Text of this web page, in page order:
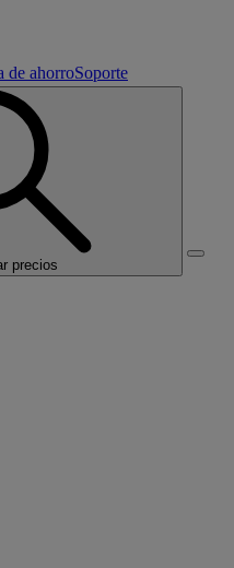
de ahorroSoporte
precios